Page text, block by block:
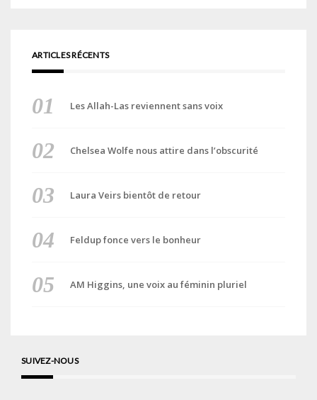
ARTICLES RÉCENTS
Les Allah-Las reviennent sans voix
Chelsea Wolfe nous attire dans l’obscurité
Laura Veirs bientôt de retour
Feldup fonce vers le bonheur
AM Higgins, une voix au féminin pluriel
SUIVEZ-NOUS